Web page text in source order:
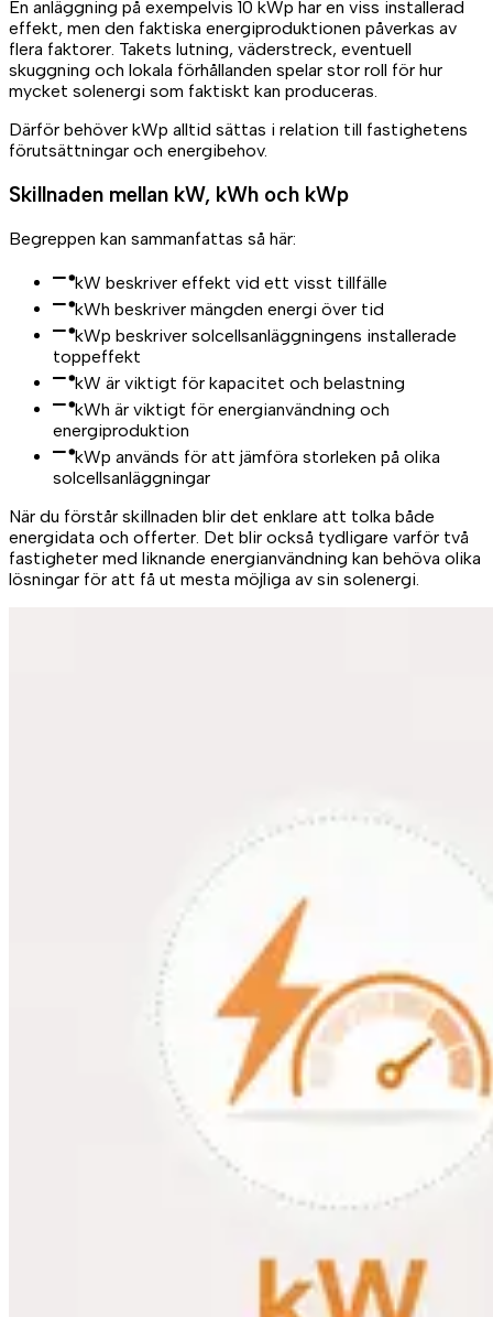
En anläggning på exempelvis 10 kWp har en viss installerad
effekt, men den faktiska energiproduktionen påverkas av
flera faktorer. Takets lutning, väderstreck, eventuell
skuggning och lokala förhållanden spelar stor roll för hur
mycket solenergi som faktiskt kan produceras.
Därför behöver kWp alltid sättas i relation till fastighetens
förutsättningar och energibehov.
Skillnaden mellan kW, kWh och kWp
Begreppen kan sammanfattas så här:
kW beskriver effekt vid ett visst tillfälle
kWh beskriver mängden energi över tid
kWp beskriver solcellsanläggningens installerade
toppeffekt
kW är viktigt för kapacitet och belastning
kWh är viktigt för energianvändning och
energiproduktion
kWp används för att jämföra storleken på olika
solcellsanläggningar
När du förstår skillnaden blir det enklare att tolka både
energidata och offerter. Det blir också tydligare varför två
fastigheter med liknande energianvändning kan behöva olika
lösningar för att få ut mesta möjliga av sin solenergi.